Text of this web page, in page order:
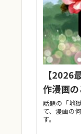
【2026
作漫画
話題の「地
て、漫画の
す。